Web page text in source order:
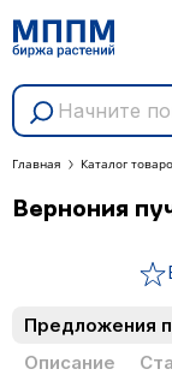
Главная Каталог
Вернония
Предложения
Описание